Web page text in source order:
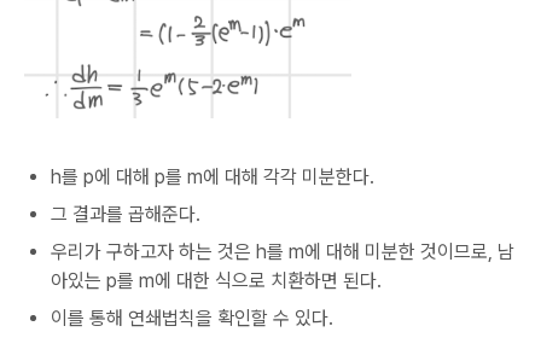
h를 p에 대해 p를 m에 대해 각각 미분한다.
그 결과를 곱해준다.
우리가 구하고자 하는 것은 h를 m에 대해 미분한 것이므로, 남
아있는 p를 m에 대한 식으로 치환하면 된다.
이를 통해 연쇄법칙을 확인할 수 있다.